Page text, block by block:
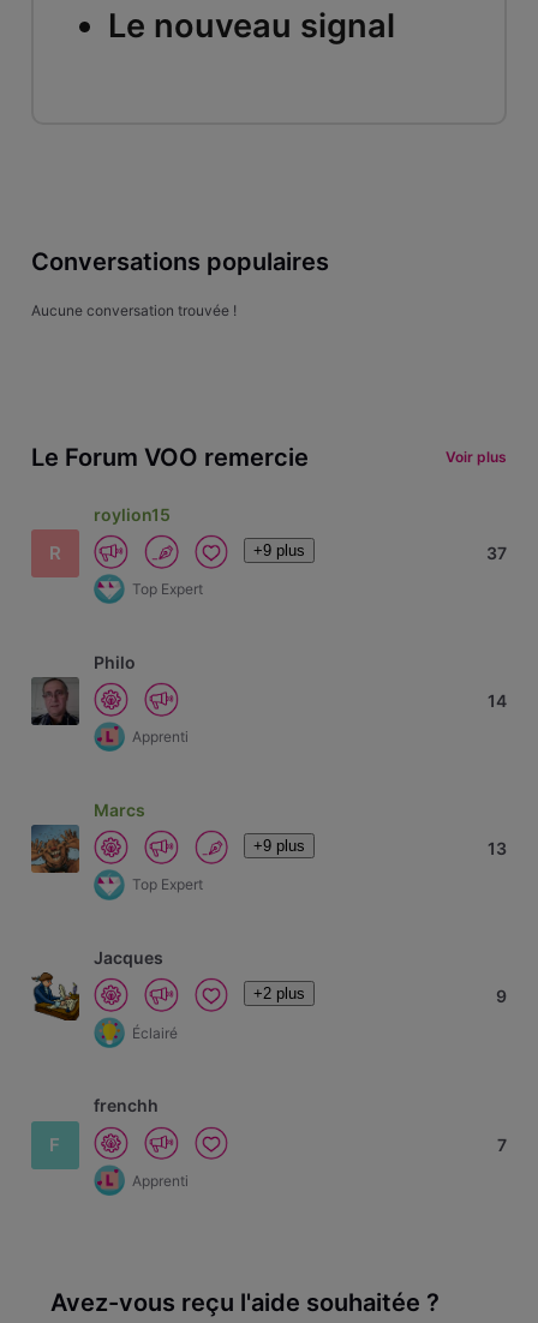
Le nouveau signal
Conversations populaires
Aucune conversation trouvée !
Le Forum VOO remercie Voir plus
R
roylion15
+9 plus
Top Expert
37
Philo
Apprenti
14
Marcs
+9 plus
Top Expert
13
Jacques
+2 plus
Éclairé
9
F
frenchh
Apprenti
7
Avez-vous reçu l'aide souhaitée ?